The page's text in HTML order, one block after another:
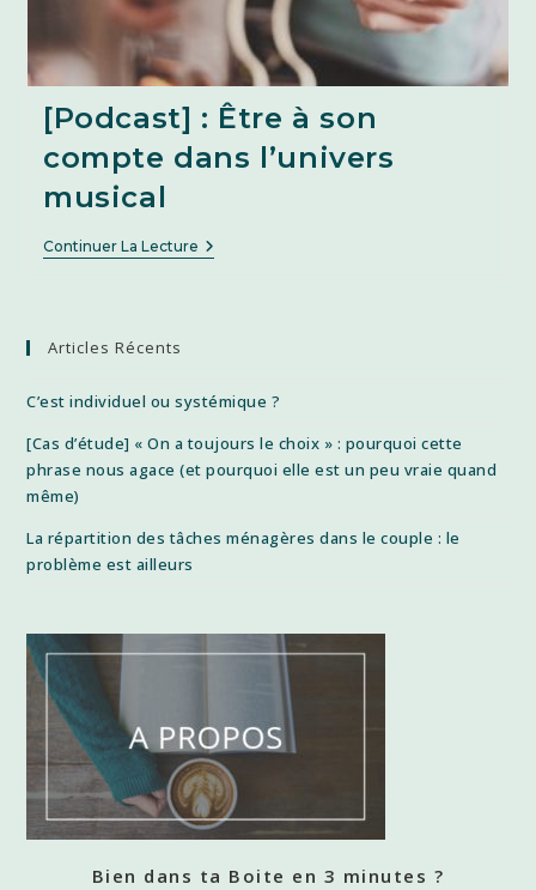
[Podcast] : Être à son
compte dans l’univers
musical
Continuer La Lecture[Podcast]
Musical
Articles Récents
C’est individuel ou systémique ?
[Cas d’étude] « On a toujours le choix » : pourquoi cette
phrase nous agace (et pourquoi elle est un peu vraie quand
même)
La répartition des tâches ménagères dans le couple : le
problème est ailleurs
Bien dans ta Boite en 3 minutes ?